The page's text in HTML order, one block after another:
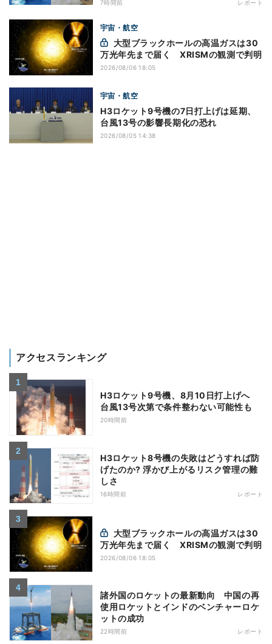
7時間前 レポート
宇宙・航空
万光年先まで届く XRISMの観測で判明
2026/08/06 18:05
宇宙・航空
H3ロケット9号機の7日打上げは延期、
台風13号の影響長期化の恐れ
2026/08/05 14:38
アクセスランキング
H3ロケット9号機、8月10日打上げへ
台風13号次第で条件整わない可能性も
20時間前
H3ロケット8号機の失敗はどうすれば防
げたのか? 浮かび上がるリスク管理の難
しさ
16時間前 レポート
万光年先まで届く XRISMの観測で判明
2026/08/06 18:05
諸外国のロケットの最新動向 中国の再
使用ロケットとインドのベンチャーロケ
ットの成功
22時間前 レポート